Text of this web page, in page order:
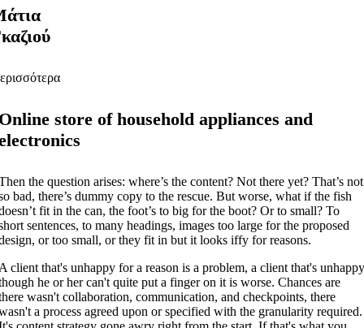
store of household appliances and
the question arises: where’s the content? Not there yet? That’s not
bad, there’s dummy copy to the rescue. But worse, what if the fish
fit in the can, the foot’s to big for the boot? Or to small? To
sentences, to many headings, images too large for the proposed
or too small, or they fit in but it looks iffy for reasons.
client that's unhappy for a reason is a problem, a client that's unhappy
he or her can't quite put a finger on it is worse. Chances are
wasn't collaboration, communication, and checkpoints, there
a process agreed upon or specified with the granularity required.